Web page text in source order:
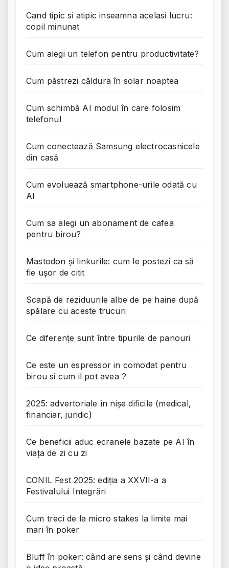
Cand tipic si atipic inseamna acelasi lucru:
copil minunat
Cum alegi un telefon pentru productivitate?
Cum păstrezi căldura în solar noaptea
Cum schimbă AI modul în care folosim
telefonul
Cum conectează Samsung electrocasnicele
din casă
Cum evoluează smartphone-urile odată cu
AI
Cum sa alegi un abonament de cafea
pentru birou?
Mastodon și linkurile: cum le postezi ca să
fie ușor de citit
Scapă de reziduurile albe de pe haine după
spălare cu aceste trucuri
Ce diferențe sunt între tipurile de panouri
Ce este un espressor in comodat pentru
birou si cum il pot avea ?
2025: advertoriale în nișe dificile (medical,
financiar, juridic)
Ce beneficii aduc ecranele bazate pe AI în
viața de zi cu zi
CONIL Fest 2025: ediția a XXVII-a a
Festivalului Integrări
Cum treci de la micro stakes la limite mai
mari în poker
Bluff în poker: când are sens și când devine